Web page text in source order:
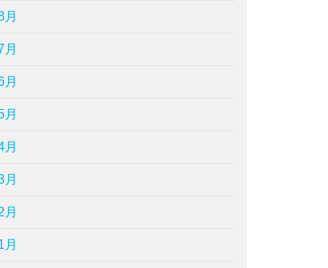
月
月
月
月
月
月
月
月